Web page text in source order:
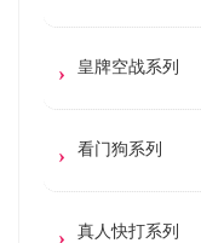
皇牌空战系列
看门狗系列
真人快打系列